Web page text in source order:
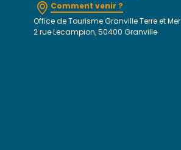
Comment venir ?
Office de Tourisme Granville Terre et Mer
2 rue Lecampion, 50400 Granville